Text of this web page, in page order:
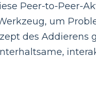
Peer-to-Peer-
um
des Addierens